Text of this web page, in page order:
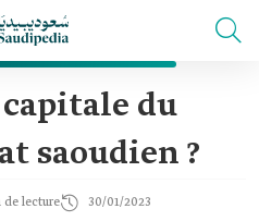
du
saoudien ?
de lecture 30/01/2023